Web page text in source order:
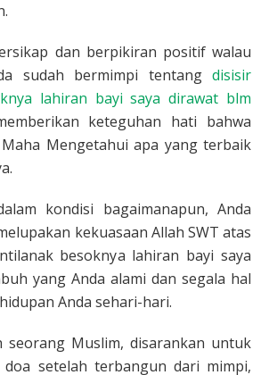
dan berpikiran positif walau
sudah bermimpi tentang disisir
lahiran bayi saya dirawat blm
keteguhan hati bahwa
Mengetahui apa yang terbaik
kondisi bagaimanapun, Anda
kekuasaan Allah SWT atas
besoknya lahiran bayi saya
yang Anda alami dan segala hal
Anda sehari-hari.
seorang Muslim, disarankan untuk
doa setelah terbangun dari mimpi,